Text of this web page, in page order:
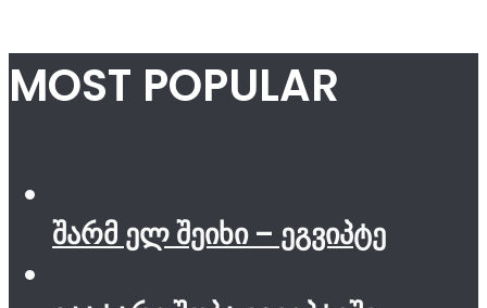
MOST POPULAR
შარმ ელ შეიხი – ეგვიპტე